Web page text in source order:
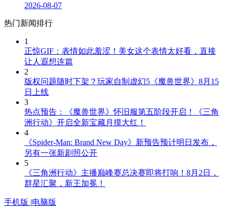
2026-08-07
热门新闻排行
1
正惊GIF：表情如此羞涩！美女这个表情太好看，直接
让人遐想连篇
2
版权问题随时下架？玩家自制虚幻5《魔兽世界》8月15
日上线
3
热点预告：《魔兽世界》怀旧服第五阶段开启！《三角
洲行动》开启全新宝藏月摸大红！
4
《Spider-Man: Brand New Day》新预告预计明日发布，
另有一张新剧照公开
5
《三角洲行动》主播巅峰赛总决赛即将打响！8月2日，
群星汇聚，新王加冕！
手机版 |电脑版